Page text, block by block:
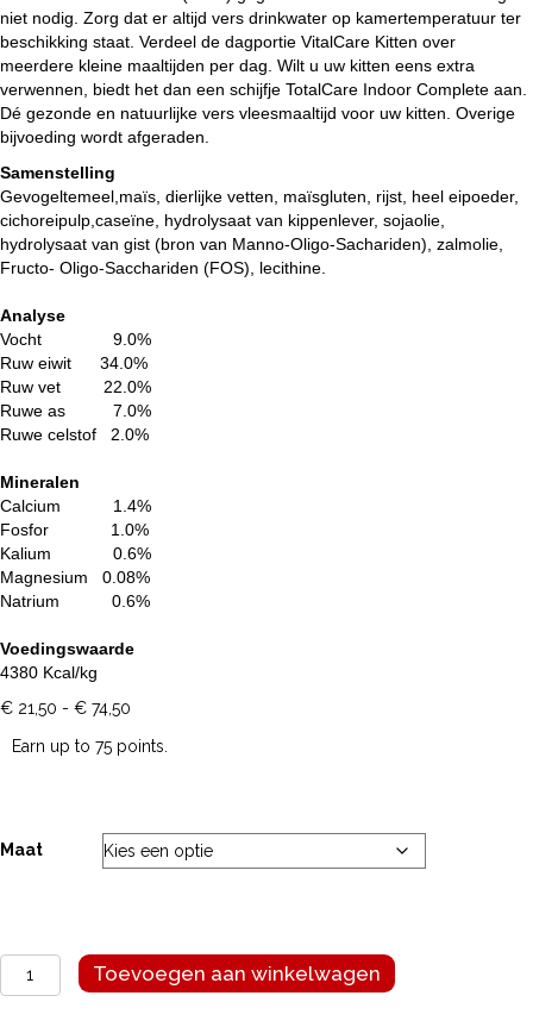
niet nodig. Zorg dat er altijd vers drinkwater op kamertemperatuur ter
beschikking staat. Verdeel de dagportie VitalCare Kitten over
meerdere kleine maaltijden per dag. Wilt u uw kitten eens extra
verwennen, biedt het dan een schijfje TotalCare Indoor Complete aan.
Dé gezonde en natuurlijke vers vleesmaaltijd voor uw kitten. Overige
bijvoeding wordt afgeraden.
Samenstelling
Gevogeltemeel,maïs, dierlijke vetten, maïsgluten, rijst, heel eipoeder,
cichoreipulp,caseïne, hydrolysaat van kippenlever, sojaolie,
hydrolysaat van gist (bron van Manno-Oligo-Sachariden), zalmolie,
Fructo- Oligo-Sacchariden (FOS), lecithine.
Analyse
Vocht 9.0%
Ruw eiwit 34.0%
Ruw vet 22.0%
Ruwe as 7.0%
Ruwe celstof 2.0%
Mineralen
Calcium 1.4%
Fosfor 1.0%
Kalium 0.6%
Magnesium 0.08%
Natrium 0.6%
Voedingswaarde
4380 Kcal/kg
€ 21,50 - € 74,50
tot
Earn up to 75 points.
Maat
vitalcare
Toevoegen aan winkelwagen